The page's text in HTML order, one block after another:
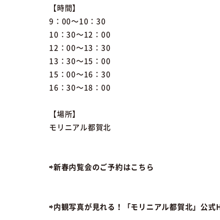
【時間】
9：00～10：30
10：30～12：00
12：00～13：30
13：30～15：00
15：00～16：30
16：30～18：00
【場所】
モリニアル都賀北
⇨新春内覧会のご予約はこちら
⇨内観写真が見れる！「モリニアル都賀北」公式